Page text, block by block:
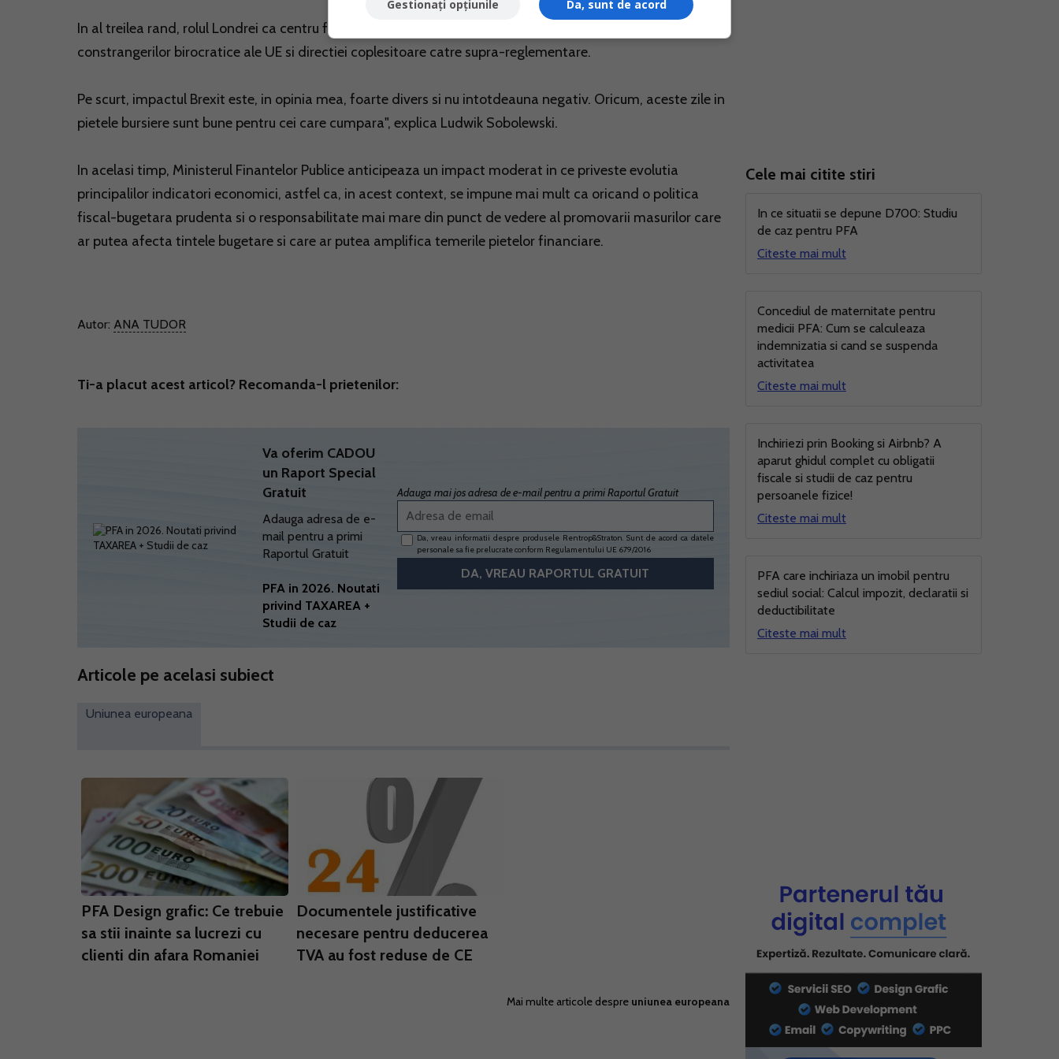
In al treilea rand, rolul Londrei ca centru financiar global va fi consolidat, pentru ca City-ul nu va fi supus
constrangerilor birocratice ale UE si directiei coplesitoare catre supra-reglementare.
Pe scurt, impactul Brexit este, in opinia mea, foarte divers si nu intotdeauna negativ. Oricum, aceste zile in
pietele bursiere sunt bune pentru cei care cumpara", explica Ludwik Sobolewski.
In acelasi timp, Ministerul Finantelor Publice anticipeaza un impact moderat in ce priveste evolutia
principalilor indicatori economici, astfel ca, in acest context, se impune mai mult ca oricand o politica
fiscal-bugetara prudenta si o responsabilitate mai mare din punct de vedere al promovarii masurilor care
ar putea afecta tintele bugetare si care ar putea amplifica temerile pietelor financiare.
Autor: ANA TUDOR
Ti-a placut acest articol? Recomanda-l prietenilor:
Va oferim CADOU
un Raport Special
Gratuit
Adauga adresa de e-
mail pentru a primi
Raportul Gratuit
PFA in 2026. Noutati
privind TAXAREA +
Studii de caz
Adauga mai jos adresa de e-mail pentru a primi Raportul Gratuit
Da, vreau informatii despre produsele Rentrop&Straton. Sunt de acord ca datele
personale sa fie prelucrate conform Regulamentului UE 679/2016
Articole pe acelasi subiect
Uniunea europeana
PFA Design grafic: Ce trebuie
sa stii inainte sa lucrezi cu
clienti din afara Romaniei
Documentele justificative
necesare pentru deducerea
TVA au fost reduse de CE
Mai multe articole despre uniunea europeana
Cele mai citite stiri
In ce situatii se depune D700: Studiu
de caz pentru PFA
Citeste mai mult
Concediul de maternitate pentru
medicii PFA: Cum se calculeaza
indemnizatia si cand se suspenda
activitatea
Citeste mai mult
Inchiriezi prin Booking si Airbnb? A
aparut ghidul complet cu obligatii
fiscale si studii de caz pentru
persoanele fizice!
Citeste mai mult
PFA care inchiriaza un imobil pentru
sediul social: Calcul impozit, declaratii si
deductibilitate
Citeste mai mult
Da, sunt de acord
Gestionați opțiunile